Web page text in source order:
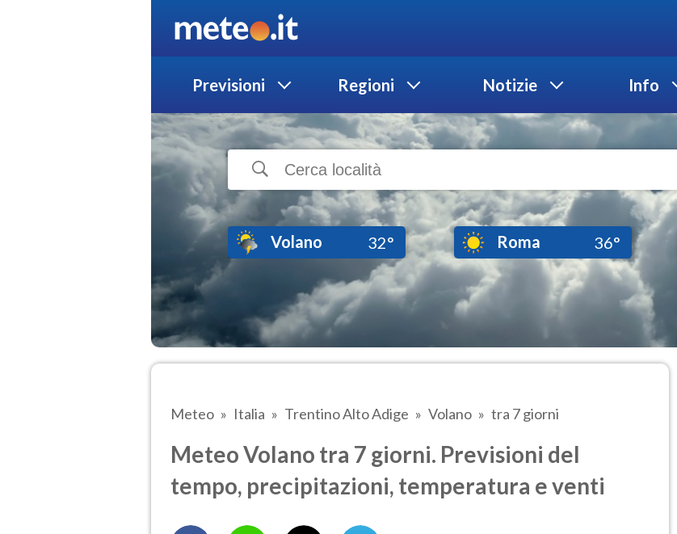
Previsioni Regioni Notizie Info
Volano 32° Roma 36°
Meteo Italia Trentino Alto Adige Volano tra 7 giorni
Meteo Volano tra 7 giorni. Previsioni del
tempo, precipitazioni, temperatura e venti